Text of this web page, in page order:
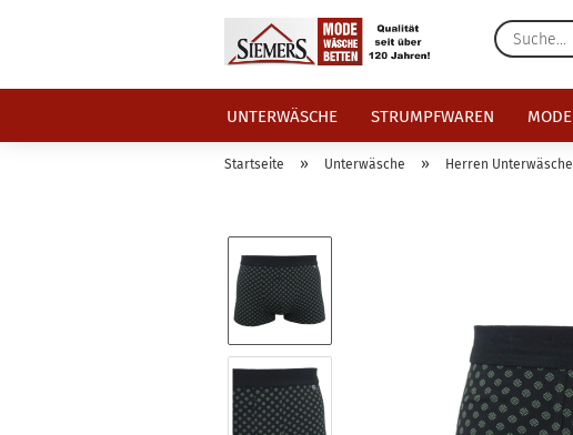
UNTERWÄSCHE STRUMPFWAREN MODE
Startseite » Unterwäsche » Herren Unterwäsche